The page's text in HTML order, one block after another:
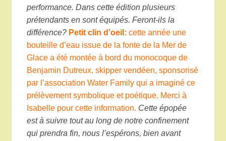
performance. Dans cette édition plusieurs
prétendants en sont équipés. Feront-ils la
différence? Petit clin d’oeil: cette année une
bouteille d’eau issue de la fonte de la Mer de
Glace a été montée à bord du monocoque de
Benjamin Dutreux, skipper vendéen, sponsorisé
par l’association Water Family qui a imaginé ce
prélèvement symbolique et poétique. Merci à
Isabelle pour cette information. Cette épopée
est à suivre tout au long de notre confinement
qui prendra fin, nous l’espérons, bien avant